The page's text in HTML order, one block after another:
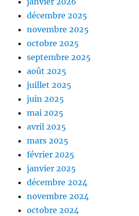
décembre 2025
novembre 2025
octobre 2025
septembre 2025
août 2025
juillet 2025
juin 2025
mai 2025
avril 2025
mars 2025
février 2025
janvier 2025
décembre 2024
novembre 2024
octobre 2024